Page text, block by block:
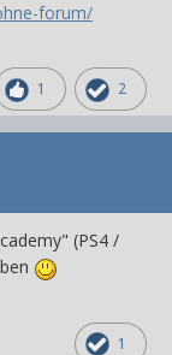
forum/
1 2
(PS4 /
1